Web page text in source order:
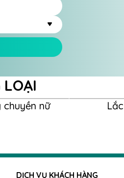
LOẠI
chuyền nữ
DỊCH VỤ KHÁCH HÀNG